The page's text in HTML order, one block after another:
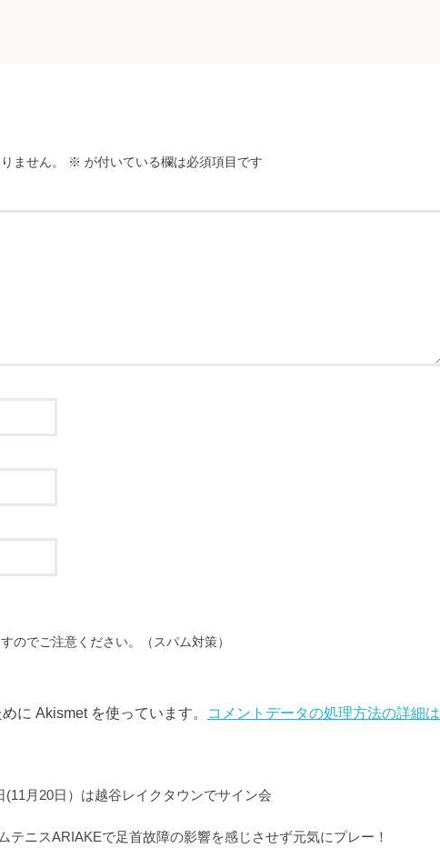
ません。 ※ が付いている欄は必須項目です
のでご注意ください。（スパム対策）
に Akismet を使っています。
コメントデータの処理方法の詳細は
月20日）は越谷レイクタウンでサイン会
テニスARIAKEで足首故障の影響を感じさせず元気にプレー！